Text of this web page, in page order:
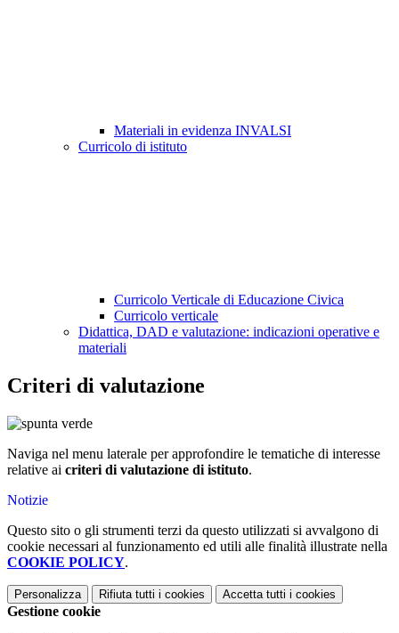
Materiali in evidenza INVALSI
Curricolo di istituto
Curricolo Verticale di Educazione Civica
Curricolo verticale
Didattica, DAD e valutazione: indicazioni operative e
materiali
Criteri di valutazione
Naviga nel menu laterale per approfondire le tematiche di interesse
relative ai criteri di valutazione di istituto.
Notizie
Questo sito o gli strumenti terzi da questo utilizzati si avvalgono di
cookie necessari al funzionamento ed utili alle finalità illustrate nella
COOKIE POLICY.
Personalizza Rifiuta tutti i cookies Accetta tutti i cookies
Gestione cookie